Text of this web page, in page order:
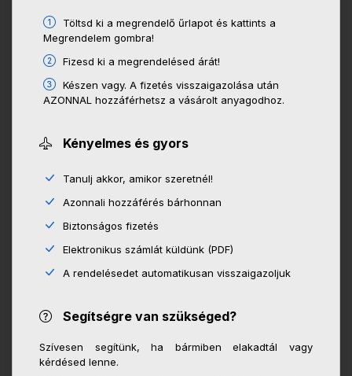
Töltsd ki a megrendelő űrlapot és kattints a
Megrendelem gombra!
Fizesd ki a megrendelésed árát!
Készen vagy. A fizetés visszaigazolása után
AZONNAL hozzáférhetsz a vásárolt anyagodhoz.
Kényelmes és gyors
Tanulj akkor, amikor szeretnél!
Azonnali hozzáférés bárhonnan
Biztonságos fizetés
Elektronikus számlát küldünk (PDF)
A rendelésedet automatikusan visszaigazoljuk
Segítségre van szükséged?
Szívesen segítünk, ha bármiben elakadtál vagy
kérdésed lenne.